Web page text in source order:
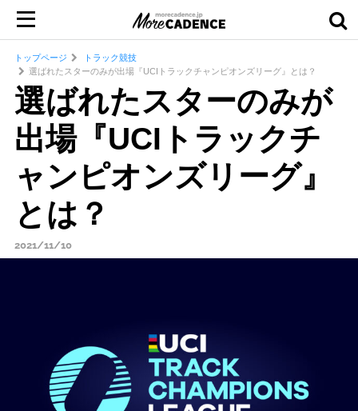
トップページ
トラック競技
選ばれたスターのみが出場『UCIトラックチャンピオンズリーグ』とは？
選ばれたスターのみが
出場『UCIトラックチ
ャンピオンズリーグ』
とは？
2021/11/10